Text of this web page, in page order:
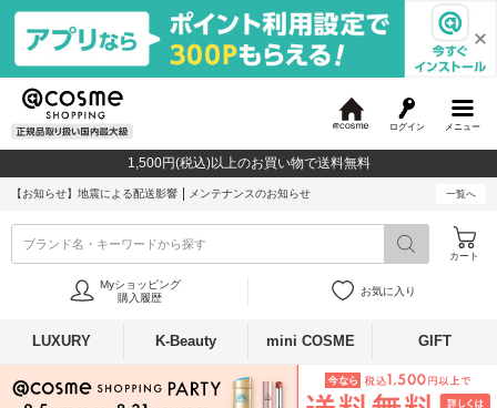
メニュー
ログイン
c
o
1,500円(税込)以上のお買い物で送料無料
【お知らせ】 地震による配送影響 メンテナンスのお知らせ 一覧へ
ブランド名・キーワードから探す
カート
Myショッピング
購入履歴
お気に入り
LUXURY K-Beauty mini COSME GIFT